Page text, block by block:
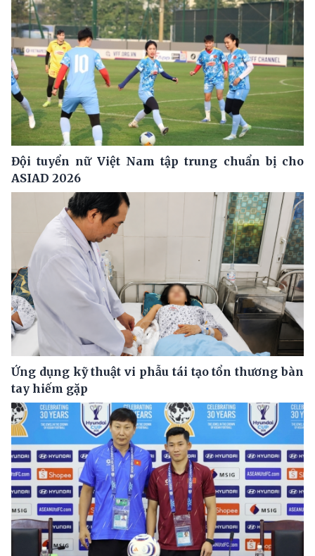
Đội tuyển nữ Việt Nam tập trung chuẩn bị cho
ASIAD 2026
Ứng dụng kỹ thuật vi phẫu tái tạo tổn thương bàn
tay hiếm gặp